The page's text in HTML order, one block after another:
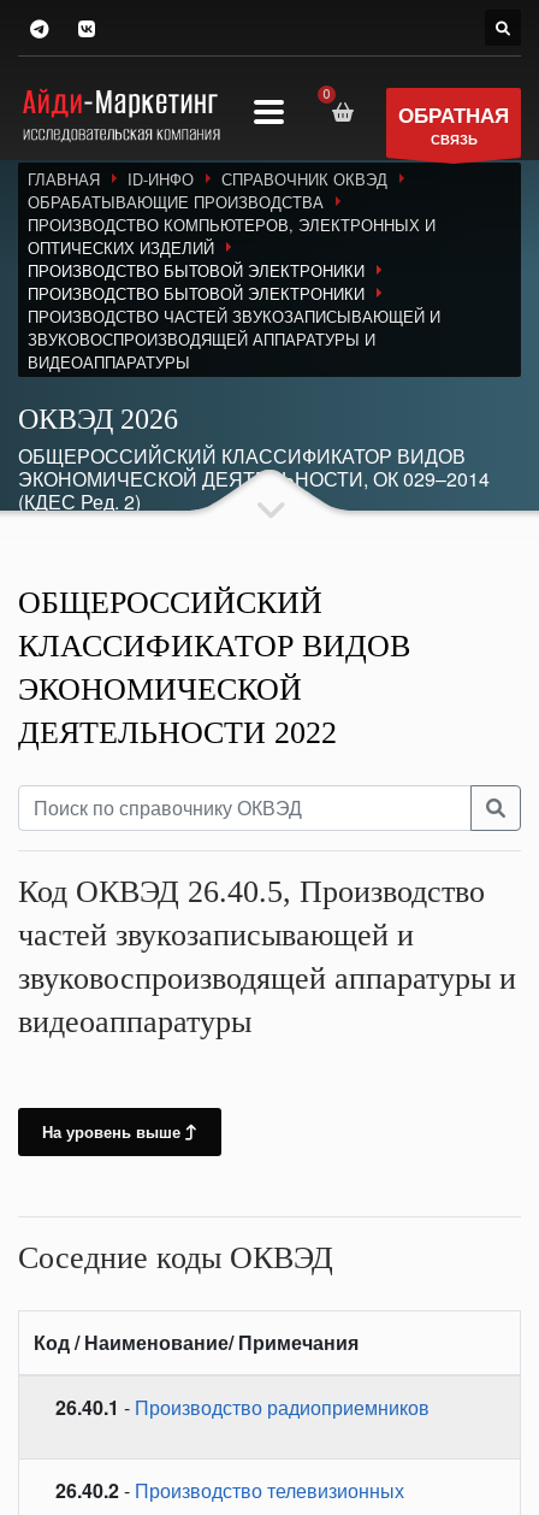
ОБРАТНАЯ
СВЯЗЬ
ГЛАВНАЯ ID-ИНФО
СПРАВОЧНИК ОКВЭД
ОБРАБАТЫВАЮЩИЕ ПРОИЗВОДСТВА
ПРОИЗВОДСТВО КОМПЬЮТЕРОВ, ЭЛЕКТРОННЫХ И
ОПТИЧЕСКИХ ИЗДЕЛИЙ
ПРОИЗВОДСТВО БЫТОВОЙ ЭЛЕКТРОНИКИ
ПРОИЗВОДСТВО БЫТОВОЙ ЭЛЕКТРОНИКИ
ПРОИЗВОДСТВО ЧАСТЕЙ ЗВУКОЗАПИСЫВАЮЩЕЙ И
ЗВУКОВОСПРОИЗВОДЯЩЕЙ АППАРАТУРЫ И
ВИДЕОАППАРАТУРЫ
ОКВЭД 2026
ОБЩЕРОССИЙСКИЙ КЛАССИФИКАТОР ВИДОВ
ЭКОНОМИЧЕСКОЙ ДЕЯТЕЛЬНОСТИ, ОК 029–2014
(КДЕС Ред. 2)
ОБЩЕРОССИЙСКИЙ
КЛАССИФИКАТОР ВИДОВ
ЭКОНОМИЧЕСКОЙ
ДЕЯТЕЛЬНОСТИ 2022
Код ОКВЭД 26.40.5, Производство
частей звукозаписывающей и
звуковоспроизводящей аппаратуры и
видеоаппаратуры
На уровень выше
Соседние коды ОКВЭД
Код / Наименование/ Примечания
26.40.1 - Производство радиоприемников
26.40.2- Производство телевизионных